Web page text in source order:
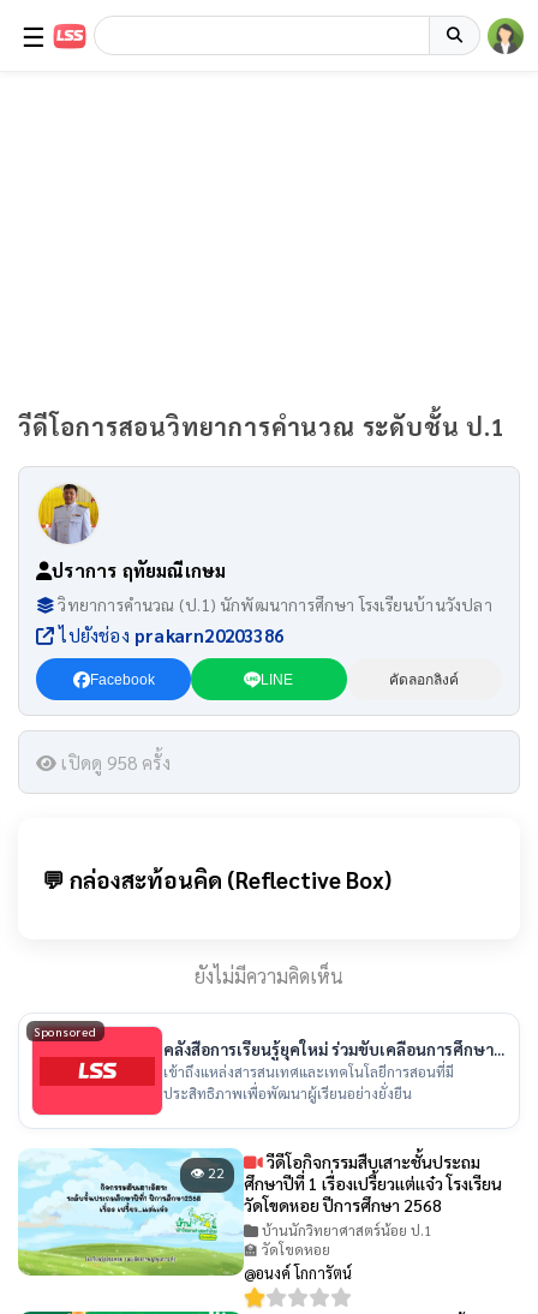
☰
วีดีโอการสอนวิทยาการคำนวณ ระดับชั้น ป.1
ปราการ ฤทัยมณีเกษม
วิทยาการคำนวณ (ป.1) นักพัฒนาการศึกษา โรงเรียนบ้านวังปลา
ไปยังช่อง prakarn20203386
Facebook LINE คัดลอกลิงค์
เปิดดู 958 ครั้ง
💬 กล่องสะท้อนคิด (Reflective Box)
ยังไม่มีความคิดเห็น
Sponsored
คลังสื่อการเรียนรู้ยุคใหม่ ร่วมขับเคลื่อนการศึกษา
ไทย
เข้าถึงแหล่งสารสนเทศและเทคโนโลยีการสอนที่มี
ประสิทธิภาพเพื่อพัฒนาผู้เรียนอย่างยั่งยืน
👁 22
วีดีโอกิจกรรมสืบเสาะชั้นประถม
ศึกษาปีที่ 1 เรื่องเปรี้ยวเเต่เเจ๋ว โรงเรียน
วัดโขดหอย ปีการศึกษา 2568
บ้านนักวิทยาศาสตร์น้อย ป.1
🏫 วัดโขดหอย
@อนงค์ โกการัตน์